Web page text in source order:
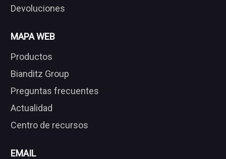
Devoluciones
MAPA WEB
Productos
Bianditz Group
Preguntas frecuentes
Actualidad
Centro de recursos
EMAIL